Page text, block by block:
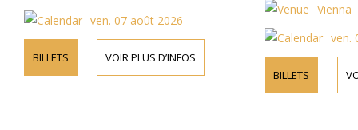
ven. 07 août 2026
BILLETS VOIR PLUS D’INFOS
Vienna
ven.
BILLETS